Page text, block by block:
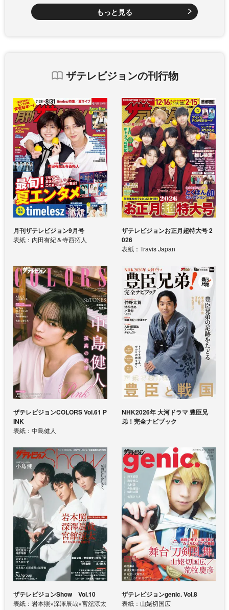
もっと見る
ザテレビジョンの刊行物
月刊ザテレビジョン9月号
表紙：内田有紀＆寺西拓人
ザテレビジョンお正月超特大号 2
026
表紙：Travis Japan
ザテレビジョンCOLORS Vol.61 P
INK
表紙：中島健人
NHK2026年 大河ドラマ 豊臣兄
弟！完全ナビブック
ザテレビジョンShow Vol.10
表紙：岩本照×深澤辰哉×宮舘涼太
ザテレビジョンgenic. Vol.8
表紙：山姥切国広